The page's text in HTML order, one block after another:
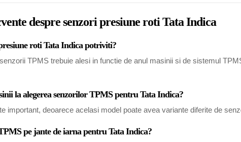
despre senzori presiune roti Tata Indica
roti Tata Indica potriviti?
TPMS trebuie alesi in functie de anul masinii si de sistemul
la alegerea senzorilor TPMS pentru Tata Indica?
important, deoarece acelasi model poate avea variante diferite de
pe jante de iarna pentru Tata Indica?